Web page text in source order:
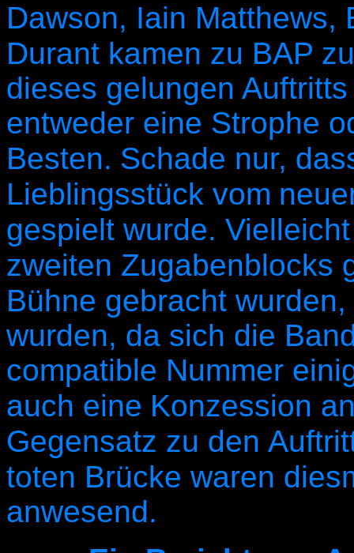
Dawson, Iain Matthews,
Durant kamen zu BAP
dieses gelungen
entweder eine Strophe
Besten. Schade nur,
Lieblingsstück vom
gespielt wurde.
zweiten Zugabenblocks
Bühne gebracht
wurden, da sich die
compatible Nummer
auch eine Konzession
Gegensatz zu den
toten Brücke waren
anwesend.